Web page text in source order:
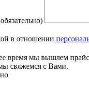
в отношении
время мы вышлем
свяжемся с Вами.